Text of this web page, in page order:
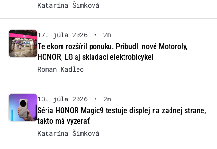
Katarína Šimková
17. júla 2026 •
2m
Telekom rozšíril ponuku. Pribudli nové Motoroly,
HONOR, LG aj skladací elektrobicykel
Roman Kadlec
13. júla 2026 •
2m
Séria HONOR Magic9 testuje displej na zadnej strane,
takto má vyzerať
Katarína Šimková